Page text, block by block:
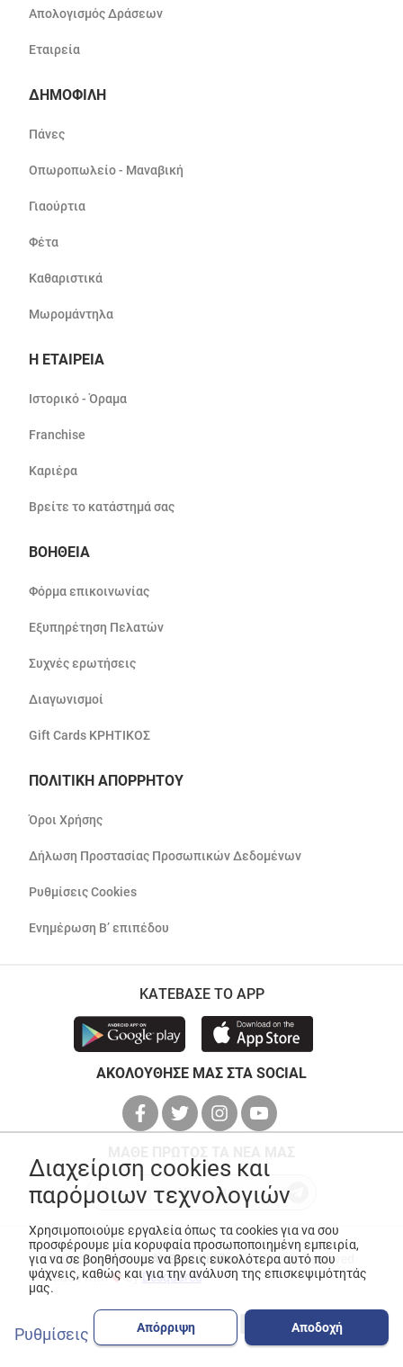
Απολογισμός Δράσεων
Εταιρεία
ΔΗΜΟΦΙΛΗ
Πάνες
Οπωροπωλείο - Μαναβική
Γιαούρτια
Φέτα
Καθαριστικά
Μωρομάντηλα
Η ΕΤΑΙΡΕΙΑ
Ιστορικό - Όραμα
Franchise
Καριέρα
Βρείτε το κατάστημά σας
ΒΟΗΘΕΙΑ
Φόρμα επικοινωνίας
Εξυπηρέτηση Πελατών
Συχνές ερωτήσεις
Διαγωνισμοί
Gift Cards ΚΡΗΤΙΚΟΣ
ΠΟΛΙΤΙΚΗ ΑΠΟΡΡΗΤΟΥ
Όροι Χρήσης
Δήλωση Προστασίας Προσωπικών Δεδομένων
Ρυθμίσεις Cookies
Ενημέρωση Β’ επιπέδου
ΚΑΤΕΒΑΣΕ ΤΟ APP
ΑΚΟΛΟΥΘΗΣΕ ΜΑΣ ΣΤΑ SOCIAL
© Copyright 2026ANEDIK Kritikos. All Rights Reserved
Made with
byDesquared
Διαχείριση cookies και
παρόμοιων τεχνολογιών
Χρησιμοποιούμε εργαλεία όπως τα cookies για να σου
προσφέρουμε μία κορυφαία προσωποποιημένη εμπειρία,
για να σε βοηθήσουμε να βρεις ευκολότερα αυτό που
ψάχνεις, καθώς και για την ανάλυση της επισκεψιμότητάς
μας.
Ρυθμίσεις Απόρριψη Αποδοχή